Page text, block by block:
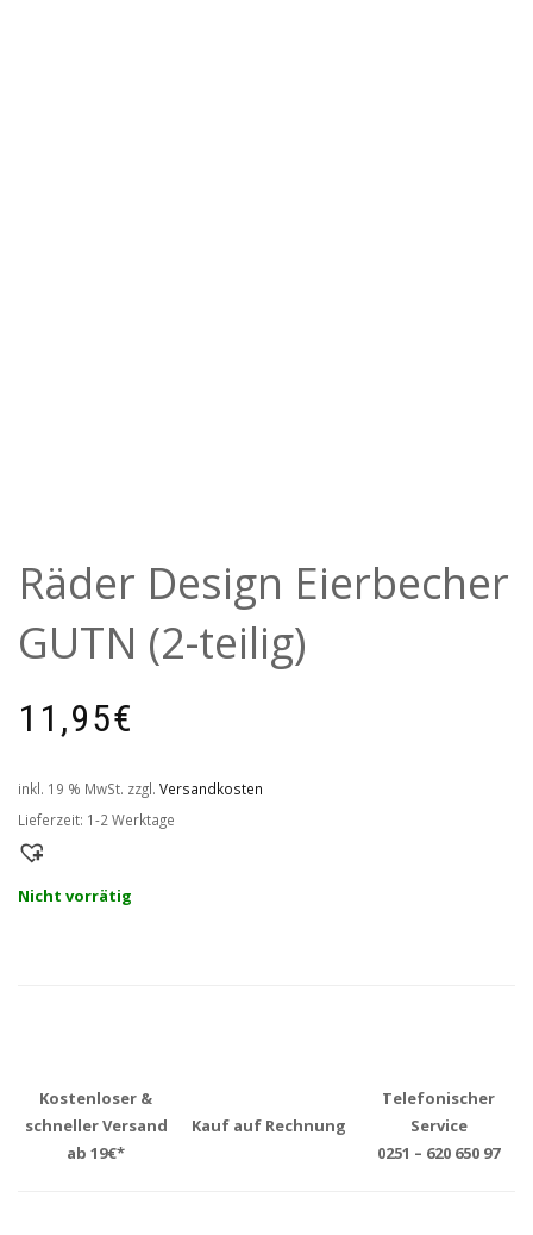
Räder Design Eierbecher
GUTN (2-teilig)
11,95€
inkl. 19 % MwSt. zzgl. Versandkosten
Lieferzeit: 1-2 Werktage
Nicht vorrätig
Kostenloser &
schneller Versand
ab 19€*
Kauf auf Rechnung
Telefonischer
Service
0251 – 620 650 97